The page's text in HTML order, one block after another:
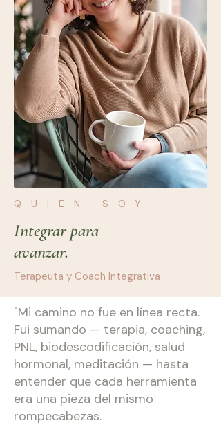
QUIEN SOY
Integrar para
avanzar.
Terapeuta y Coach Integrativa
"Mi camino no fue en línea recta.
Fui sumando — terapia, coaching,
PNL, biodescodificación, salud
hormonal, meditación — hasta
entender que cada herramienta
era una pieza del mismo
rompecabezas.